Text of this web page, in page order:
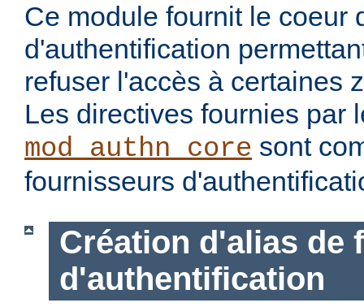
Ce module fournit le coeur
d'authentification
refuser l'accès à certaines
Les directives fournies par
mod_authn_core sont
fournisseurs
Création d'alias de
d'authentification